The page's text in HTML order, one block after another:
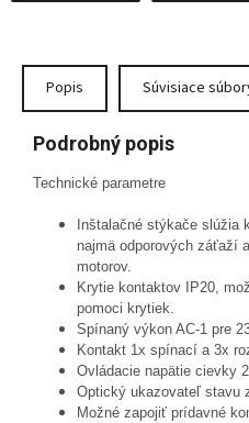
Popis Súvisiace
Podrobný popis
Technické parametre
Inštalačné stýkače slúžia
najmä odporových záťaží
motorov.
Krytie kontaktov IP20,
pomoci krytiek.
Spínaný výkon AC-1 pre
Kontakt 1x spínací a 3x
Ovládacie napätie cievky
Optický ukazovateľ stavu
Možné zapojiť prídavné